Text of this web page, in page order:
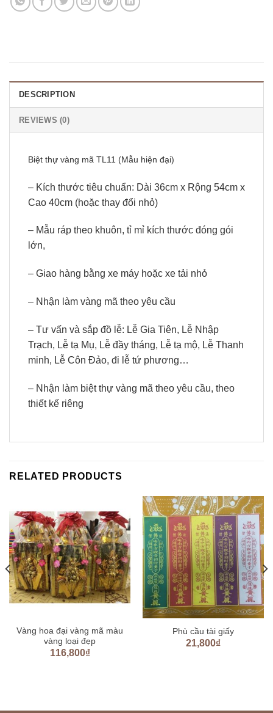
DESCRIPTION
REVIEWS (0)
Biệt thự vàng mã TL11 (Mẫu hiện đại)
– Kích thước tiêu chuẩn: Dài 36cm x Rộng 54cm x
Cao 40cm (hoặc thay đổi nhỏ)
– Mẫu ráp theo khuôn, tỉ mỉ kích thước đóng gói
lớn,
– Giao hàng bằng xe máy hoặc xe tải nhỏ
– Nhận làm vàng mã theo yêu cầu
– Tư vấn và sắp đồ lễ: Lễ Gia Tiên, Lễ Nhập
Trạch, Lễ tạ Mụ, Lễ đầy tháng, Lễ tạ mộ, Lễ Thanh
minh, Lễ Côn Đảo, đi lễ tứ phương…
– Nhận làm biệt thự vàng mã theo yêu cầu, theo
thiết kế riêng
RELATED PRODUCTS
Vàng hoa đại vàng mã màu
vàng loại đẹp
116,800₫
Phù cầu tài giấy
21,800₫